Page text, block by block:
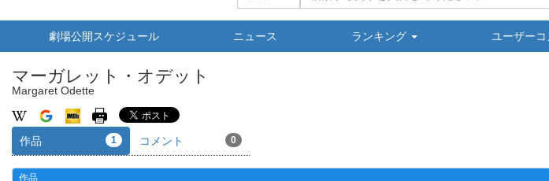
劇場公開スケジュール ニュース ランキング ユーザーコ
マーガレット・オデット
Margaret Odette
作品 1 コメント 0
作品